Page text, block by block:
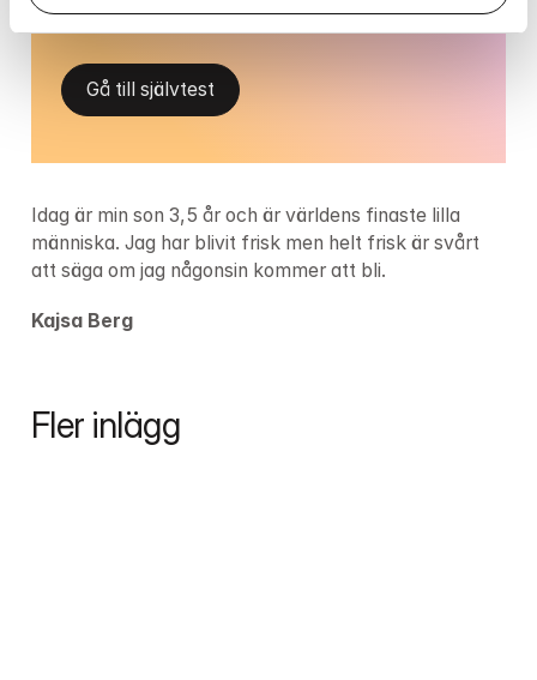
Gå till självtest
Idag är min son 3,5 år och är världens finaste lilla
människa. Jag har blivit frisk men helt frisk är svårt
att säga om jag någonsin kommer att bli.
Kajsa Berg
Fler inlägg